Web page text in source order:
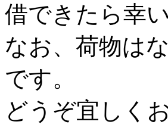
借できたら幸い
なお、荷物は
です。
どうぞ宜しく